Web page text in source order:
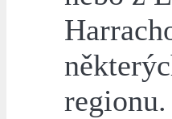
regionu.